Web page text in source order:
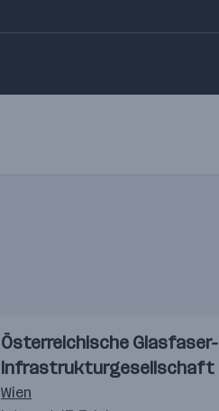
Videos
Einblicke
Einblicke
Österreichische Glasfaser-
Infrastrukturgesellschaft
Wien